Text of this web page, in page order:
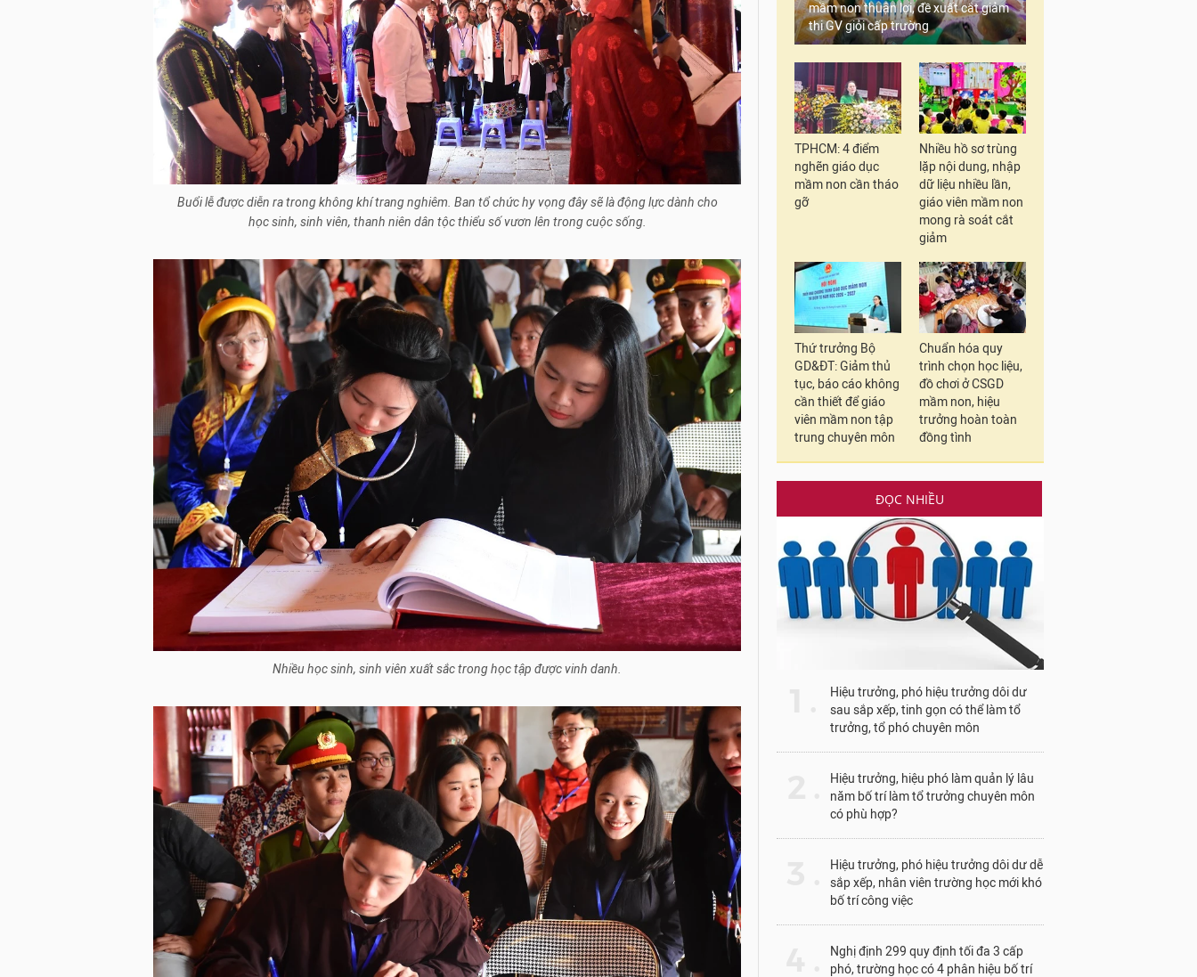
Buổi lễ được diễn ra trong không khí trang nghiêm. Ban tổ chức hy vọng đây sẽ là động lực dành cho
học sinh, sinh viên, thanh niên dân tộc thiểu số vươn lên trong cuộc sống.
Nhiều học sinh, sinh viên xuất sắc trong học tập được vinh danh.
mầm non thuận lợi, đề xuất cắt giảm
thi GV giỏi cấp trường
TPHCM: 4 điểm
nghẽn giáo dục
mầm non cần tháo
gỡ
Nhiều hồ sơ trùng
lặp nội dung, nhập
dữ liệu nhiều lần,
giáo viên mầm non
mong rà soát cắt
giảm
Thứ trưởng Bộ
GD&ĐT: Giảm thủ
tục, báo cáo không
cần thiết để giáo
viên mầm non tập
trung chuyên môn
Chuẩn hóa quy
trình chọn học liệu,
đồ chơi ở CSGD
mầm non, hiệu
trưởng hoàn toàn
đồng tình
ĐỌC NHIỀU
Hiệu trưởng, phó hiệu trưởng dôi dư
sau sắp xếp, tinh gọn có thể làm tổ
trưởng, tổ phó chuyên môn
Hiệu trưởng, hiệu phó làm quản lý lâu
năm bố trí làm tổ trưởng chuyên môn
có phù hợp?
Hiệu trưởng, phó hiệu trưởng dôi dư dễ
sắp xếp, nhân viên trường học mới khó
bố trí công việc
Nghị định 299 quy định tối đa 3 cấp
phó, trường học có 4 phân hiệu bố trí